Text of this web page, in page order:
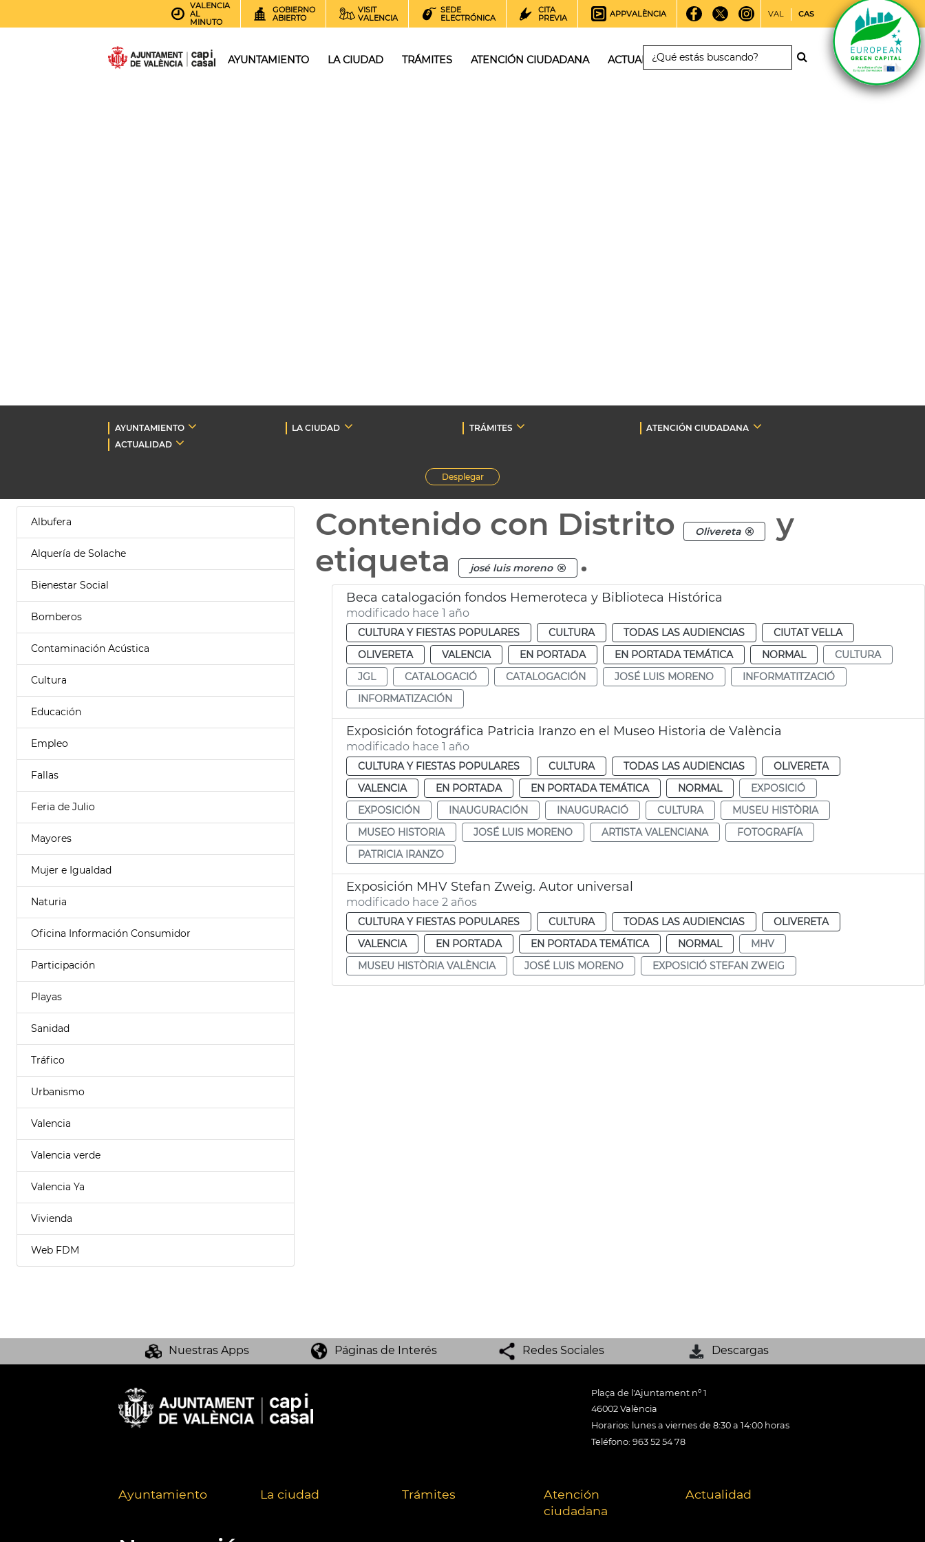
VALENCIA
AL
MINUTO
GOBIERNO
ABIERTO
VISIT
VALENCIA
SEDE
ELECTRÓNICA
CITA
PREVIA
APPVALÈNCIA VAL CAS
AYUNTAMIENTO LA CIUDAD TRÁMITES ATENCIÓN CIUDADANA ACTUALIDAD
AYUNTAMIENTO LA CIUDAD TRÁMITES
ATENCIÓN CIUDADANA
ACTUALIDAD
Desplegar
Albufera
Alquería de Solache
Bienestar Social
Bomberos
Contaminación Acústica
Cultura
Educación
Empleo
Fallas
Feria de Julio
Mayores
Mujer e Igualdad
Naturia
Oficina Información Consumidor
Participación
Playas
Sanidad
Tráfico
Urbanismo
Valencia
Valencia verde
Valencia Ya
Vivienda
Web FDM
Contenido con Distrito Olivereta
y
etiqueta
josé luis moreno .
Beca catalogación fondos Hemeroteca y Biblioteca Histórica
modificado hace 1 año
CULTURA Y FIESTAS POPULARES CULTURA TODAS LAS AUDIENCIAS
CIUTAT VELLA
OLIVERETA
VALENCIA EN PORTADA EN PORTADA TEMÁTICA NORMAL
CULTURA
JGL
CATALOGACIÓ CATALOGACIÓN JOSÉ LUIS MORENO
INFORMATITZACIÓ
INFORMATIZACIÓN
Exposición fotográfica Patricia Iranzo en el Museo Historia de València
modificado hace 1 año
CULTURA Y FIESTAS POPULARES CULTURA TODAS LAS AUDIENCIAS
OLIVERETA
VALENCIA
EN PORTADA EN PORTADA TEMÁTICA NORMAL
EXPOSICIÓ
EXPOSICIÓN
INAUGURACIÓN INAUGURACIÓ CULTURA
MUSEU HISTÒRIA
MUSEO HISTORIA
JOSÉ LUIS MORENO ARTISTA VALENCIANA
FOTOGRAFÍA
PATRICIA IRANZO
Exposición MHV Stefan Zweig. Autor universal
modificado hace 2 años
CULTURA Y FIESTAS POPULARES CULTURA TODAS LAS AUDIENCIAS
OLIVERETA
VALENCIA
EN PORTADA EN PORTADA TEMÁTICA NORMAL
MHV
MUSEU HISTÒRIA VALÈNCIA
JOSÉ LUIS MORENO EXPOSICIÓ STEFAN ZWEIG
Nuestras Apps Páginas de Interés Redes Sociales Descargas
Plaça de l'Ajuntament nº 1
46002 València
Horarios: lunes a viernes de 8:30 a 14:00 horas
Teléfono: 963 52 54 78
Ayuntamiento La ciudad Trámites
Atención
ciudadana
Actualidad